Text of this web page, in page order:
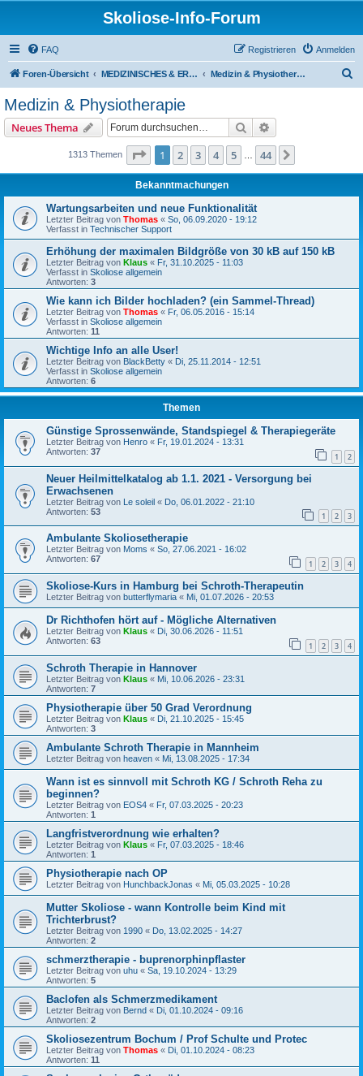
Skoliose-Info-Forum
FAQ Anmelden
Registrieren
Foren-Übersicht MEDIZINISCHES & ERFAHRUNGSAUSTAUSCH über Skoliose und Hyperkyphose Medizin & Physiotherapie
Medizin & Physiotherapie
Neues Thema Suche
1313 Themen Seite 1von 44
1 2 3 4 5 44
Bekanntmachungen
Wartungsarbeiten und neue Funktionalität
Letzter Beitrag von Thomas « So, 06.09.2020 - 19:12
Verfasst in Technischer Support
Erhöhung der maximalen Bildgröße von 30 kB auf 150 kB
Letzter Beitrag von Klaus « Fr, 31.10.2025 - 11:03
Verfasst in Skoliose allgemein
Antworten: 3
Wie kann ich Bilder hochladen? (ein Sammel-Thread)
Letzter Beitrag von Thomas « Fr, 06.05.2016 - 15:14
Verfasst in Skoliose allgemein
Antworten: 11
Wichtige Info an alle User!
Letzter Beitrag von BlackBetty « Di, 25.11.2014 - 12:51
Verfasst in Skoliose allgemein
Antworten: 6
Themen
Günstige Sprossenwände, Standspiegel & Therapiegeräte
Letzter Beitrag von Henro « Fr, 19.01.2024 - 13:31
Antworten: 37 1 2
Neuer Heilmittelkatalog ab 1.1. 2021 - Versorgung bei
Erwachsenen
Letzter Beitrag von Le soleil « Do, 06.01.2022 - 21:10
Antworten: 53 1 2 3
Ambulante Skoliosetherapie
Letzter Beitrag von Moms « So, 27.06.2021 - 16:02
Antworten: 67 1 2 3 4
Skoliose-Kurs in Hamburg bei Schroth-Therapeutin
Letzter Beitrag von butterflymaria « Mi, 01.07.2026 - 20:53
Dr Richthofen hört auf - Mögliche Alternativen
Letzter Beitrag von Klaus « Di, 30.06.2026 - 11:51
Antworten: 63 1 2 3 4
Schroth Therapie in Hannover
Letzter Beitrag von Klaus « Mi, 10.06.2026 - 23:31
Antworten: 7
Physiotherapie über 50 Grad Verordnung
Letzter Beitrag von Klaus « Di, 21.10.2025 - 15:45
Antworten: 3
Ambulante Schroth Therapie in Mannheim
Letzter Beitrag von heaven « Mi, 13.08.2025 - 17:34
Wann ist es sinnvoll mit Schroth KG / Schroth Reha zu
beginnen?
Letzter Beitrag von EOS4 « Fr, 07.03.2025 - 20:23
Antworten: 1
Langfristverordnung wie erhalten?
Letzter Beitrag von Klaus « Fr, 07.03.2025 - 18:46
Antworten: 1
Physiotherapie nach OP
Letzter Beitrag von HunchbackJonas « Mi, 05.03.2025 - 10:28
Mutter Skoliose - wann Kontrolle beim Kind mit
Trichterbrust?
Letzter Beitrag von 1990 « Do, 13.02.2025 - 14:27
Antworten: 2
schmerztherapie - buprenorphinpflaster
Letzter Beitrag von uhu « Sa, 19.10.2024 - 13:29
Antworten: 5
Baclofen als Schmerzmedikament
Letzter Beitrag von Bernd « Di, 01.10.2024 - 09:16
Antworten: 2
Skoliosezentrum Bochum / Prof Schulte und Protec
Letzter Beitrag von Thomas « Di, 01.10.2024 - 08:23
Antworten: 11